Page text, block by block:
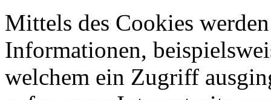
Mittels des Cookies
Informationen,
welchem ein Zugriff